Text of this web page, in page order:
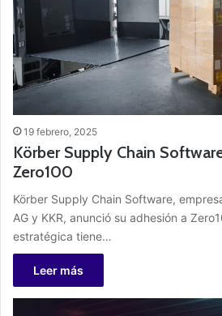
19 febrero, 2025
Körber Supply Chain
Zero100
Körber Supply Chain Software,
AG y KKR, anunció su adhesión a
estratégica tiene…
Leer más